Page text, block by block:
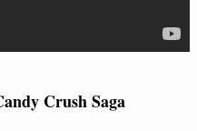
Crush Saga